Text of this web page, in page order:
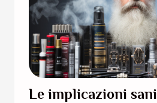
Le implicazioni